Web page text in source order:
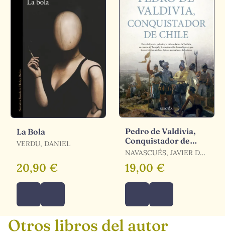
La Bola
VERDU, DANIEL
20,90 €
Pedro de Valdivia,
Conquistador de
Chile
NAVASCUÉS, JAVIER DE
/ NAVASCUÉS, JAVIER
DE
19,00 €
Otros libros del autor